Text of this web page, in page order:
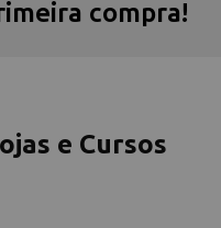
compra!
e Cursos